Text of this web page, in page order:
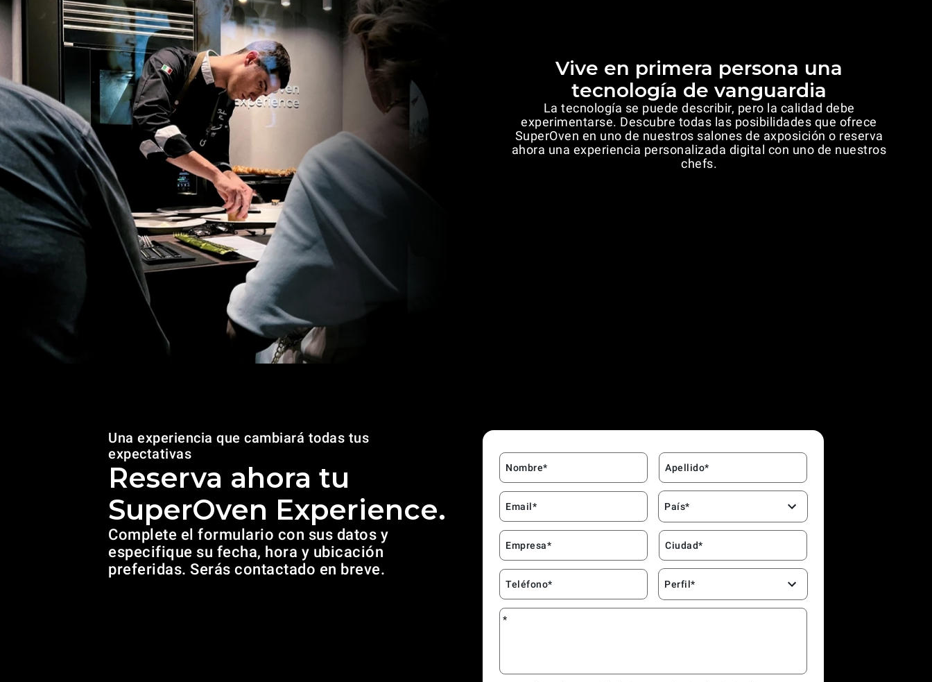
Vive en primera persona una
tecnología de vanguardia
La tecnología se puede describir, pero la calidad debe
experimentarse. Descubre todas las posibilidades que ofrece
SuperOven en uno de nuestros salones de axposición o reserva
ahora una experiencia personalizada digital con uno de nuestros
chefs.
Una experiencia que cambiará todas tus
expectativas
Reserva ahora tu
SuperOven Experience.
Complete el formulario con sus datos y
especifique su fecha, hora y ubicación
preferidas. Serás contactado en breve.
Nombre* Apellido*
Email* País*
Empresa* Ciudad*
Teléfono* Perfil*
*